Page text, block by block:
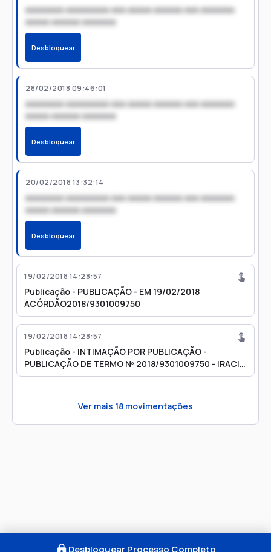
xxxxxxxx xxxxxxxxx xxx xxxxx xxxxxx xxx xxxxxxx
xxxxx xxxxxx xxxxxxx
Desbloquear
28/02/2018 09:46:01
xxxxxxxx xxxxxxxxx xxx xxxxx xxxxxx xxx xxxxxxx
xxxxx xxxxxx xxxxxxx
Desbloquear
20/02/2018 13:32:14
xxxxxxxx xxxxxxxxx xxx xxxxx xxxxxx xxx xxxxxxx
xxxxx xxxxxx xxxxxxx
Desbloquear
19/02/2018 14:28:57
Publicação - PUBLICAÇÃO - EM 19/02/2018
ACÓRDÃO2018/9301009750
19/02/2018 14:28:57
Publicação - INTIMAÇÃO POR PUBLICAÇÃO -
PUBLICAÇÃO DE TERMO Nº 2018/9301009750 - IRACI
MADALENA RODRIGUES DE ASSIS LOURENCON
Ver mais 18 movimentações
Desbloquear Processo Completo